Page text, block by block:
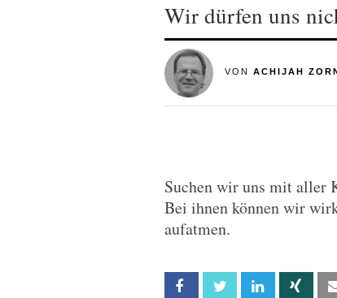
Wir dürfen uns
VON ACHIJAH
Suchen wir uns mit aller
Bei ihnen können wir
aufatmen.
Facebook Twitter Linkedin Xing